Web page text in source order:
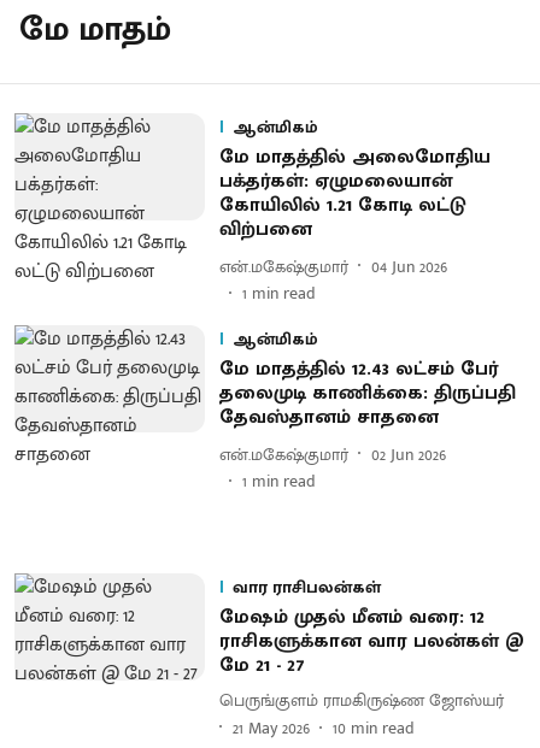
மே மாதம்
ஆன்மிகம்
மே மாதத்தில் அலைமோதிய
பக்தர்கள்: ஏழுமலையான்
கோயிலில் 1.21 கோடி லட்டு
விற்பனை
என்.மகேஷ்குமார்
04 Jun 2026
1 min read
ஆன்மிகம்
மே மாதத்தில் 12.43 லட்சம் பேர்
தலைமுடி காணிக்கை: திருப்பதி
தேவஸ்தானம் சாதனை
என்.மகேஷ்குமார்
02 Jun 2026
1 min read
வார ராசிபலன்கள்
மேஷம் முதல் மீனம் வரை: 12
ராசிகளுக்கான வார பலன்கள் @
மே 21 - 27
பெருங்குளம் ராமகிருஷ்ண ஜோஸ்யர்
21 May 2026
10 min read